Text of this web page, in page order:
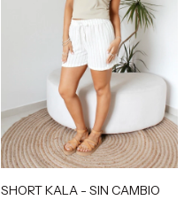
SHORT KALA - SIN CAMBIO